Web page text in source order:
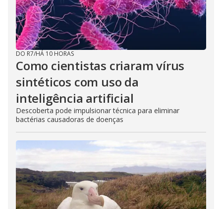
DO R7/HÁ 10 HORAS
Como cientistas criaram vírus
sintéticos com uso da
inteligência artificial
Descoberta pode impulsionar técnica para eliminar
bactérias causadoras de doenças